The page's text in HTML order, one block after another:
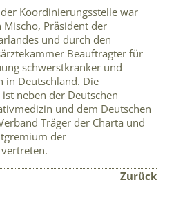
Koordinierungsstelle war
Mischo, Präsident der
und durch den
Beauftragter für
schwerstkranker und
in Deutschland. Die
neben der Deutschen
und dem Deutschen
Träger der Charta und
der
Zurück